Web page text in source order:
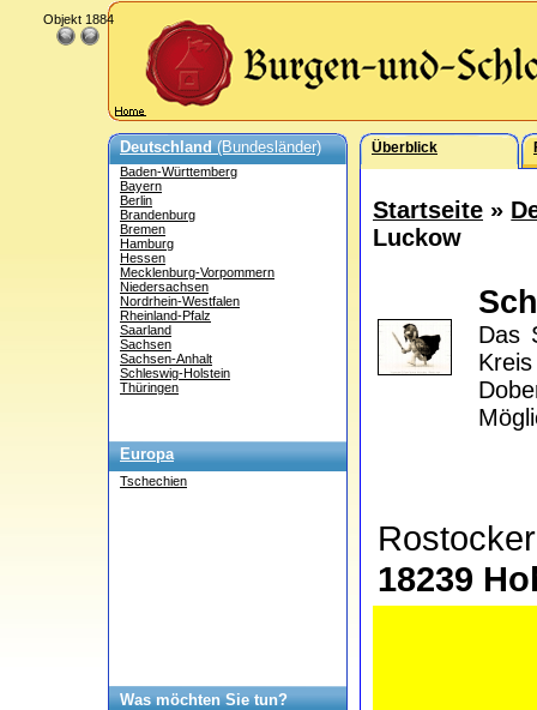
Deutschland(Bundesländer)
Baden-Württemberg
Bayern
Berlin
Brandenburg
Bremen
Hamburg
Hessen
Mecklenburg-Vorpommern
Niedersachsen
Nordrhein-Westfalen
Rheinland-Pfalz
Saarland
Sachsen
Sachsen-Anhalt
Schleswig-Holstein
Thüringen
Europa
Tschechien
Was möchten Sie tun?
Überblick
Startseite »
Luckow
Das
18239
Objekt 1884